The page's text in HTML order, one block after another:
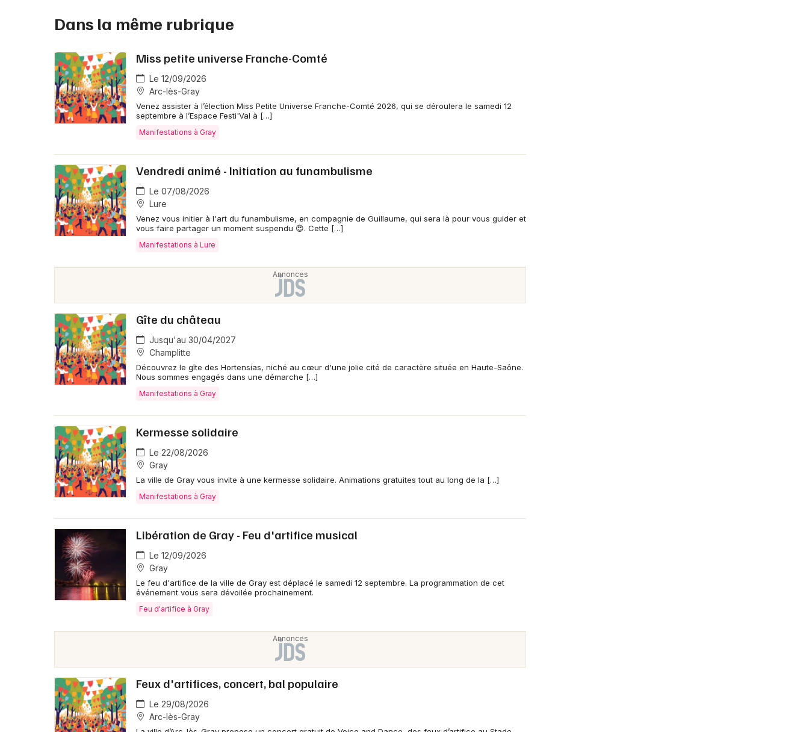
Dans la même rubrique
Miss petite universe Franche-Comté
Le 12/09/2026
Arc-lès-Gray
Venez assister à l’élection Miss Petite Universe Franche-Comté 2026, qui se déroulera le samedi 12
septembre à l’Espace Festi'Val à […]
Manifestations à Gray
Vendredi animé - Initiation au funambulisme
Le 07/08/2026
Lure
Venez vous initier à l'art du funambulisme, en compagnie de Guillaume, qui sera là pour vous guider et
vous faire partager un moment suspendu 😍. Cette […]
Manifestations à Lure
Gîte du château
Jusqu'au 30/04/2027
Champlitte
Découvrez le gîte des Hortensias, niché au cœur d'une jolie cité de caractère située en Haute-Saône.
Nous sommes engagés dans une démarche […]
Manifestations à Gray
Kermesse solidaire
Le 22/08/2026
Gray
La ville de Gray vous invite à une kermesse solidaire. Animations gratuites tout au long de la […]
Manifestations à Gray
Libération de Gray - Feu d'artifice musical
Le 12/09/2026
Gray
Le feu d'artifice de la ville de Gray est déplacé le samedi 12 septembre. La programmation de cet
événement vous sera dévoilée prochainement.
Feu d'artifice à Gray
Feux d'artifices, concert, bal populaire
Le 29/08/2026
Arc-lès-Gray